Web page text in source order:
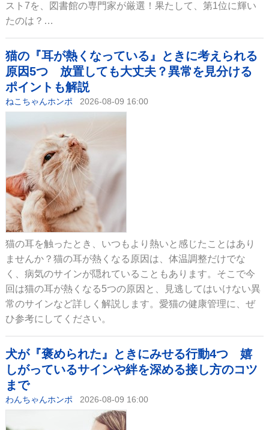
スト7を、図書館の専門家が厳選！果たして、第1位に輝い
たのは？…
猫の『耳が熱くなっている』ときに考えられる
原因5つ 放置しても大丈夫？異常を見分ける
ポイントも解説
ねこちゃんホンポ 2026-08-09 16:00
猫の耳を触ったとき、いつもより熱いと感じたことはあり
ませんか？猫の耳が熱くなる原因は、体温調整だけでな
く、病気のサインが隠れていることもあります。そこで今
回は猫の耳が熱くなる5つの原因と、見逃してはいけない異
常のサインなど詳しく解説します。愛猫の健康管理に、ぜ
ひ参考にしてください。
犬が『褒められた』ときにみせる行動4つ 嬉
しがっているサインや絆を深める接し方のコツ
まで
わんちゃんホンポ 2026-08-09 16:00